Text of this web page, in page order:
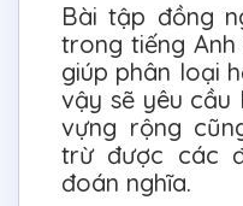
Bài tập đồng
trong tiếng
giúp phân loại
vậy sẽ yêu cầu
vựng rộng
trừ được các
đoán nghĩa.